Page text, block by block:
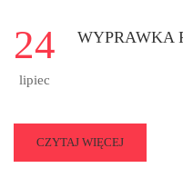
24
lipiec
WYPRAWKA
READ
MORE
CZYTAJ WIĘCEJ